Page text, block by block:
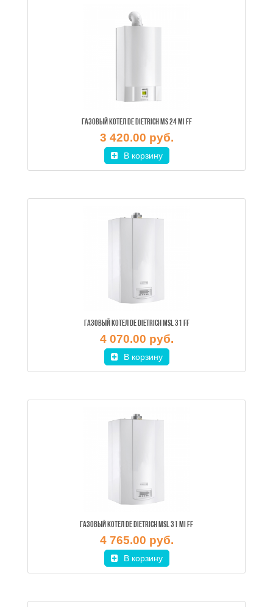
ГАЗОВЫЙ КОТЕЛ DE DIETRICH MS 24 MI FF
3 420.00 руб.
В корзину
ГАЗОВЫЙ КОТЕЛ DE DIETRICH MSL 31 FF
4 070.00 руб.
В корзину
ГАЗОВЫЙ КОТЕЛ DE DIETRICH MSL 31 MI FF
4 765.00 руб.
В корзину